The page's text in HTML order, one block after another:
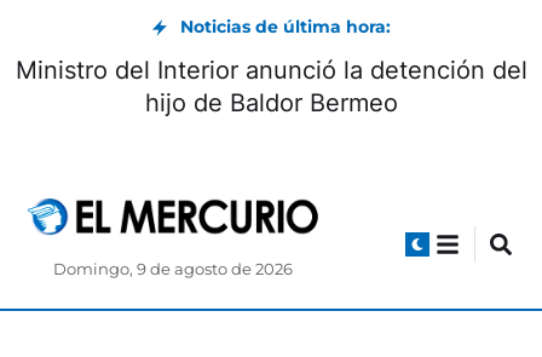
Noticias de última hora:
Ministro del Interior anunció la detención del
hijo de Baldor Bermeo
Domingo, 9 de agosto de 2026